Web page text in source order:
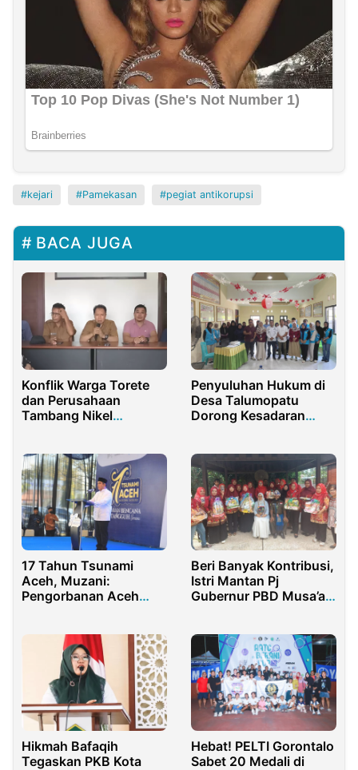
kejari Pamekasan pegiat antikorupsi
BACA JUGA
Konflik Warga Torete
dan Perusahaan
Tambang Nikel
Penyuluhan Hukum di
Desa Talumopatu
Dorong Kesadaran
17 Tahun Tsunami
Aceh, Muzani:
Pengorbanan Aceh
Beri Banyak Kontribusi,
Istri Mantan Pj
Gubernur PBD Musa’ad
Asosiasi Nusantara
UMKM Kabsor
Hikmah Bafaqih
Tegaskan PKB Kota
Hebat! PELTI Gorontalo
Sabet 20 Medali di